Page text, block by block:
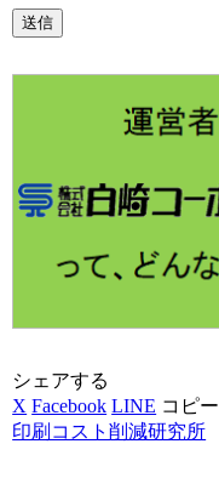
シェアする
X Facebook LINE コピー
印刷コスト削減研究所